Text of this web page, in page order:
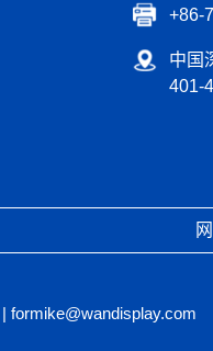
+86-
中国
401-
formike@wandisplay.com